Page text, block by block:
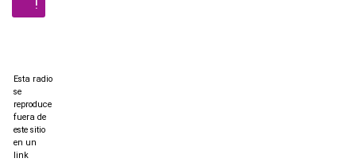
!
Esta radio
se
reproduce
fuera de
este sitio
en un
link